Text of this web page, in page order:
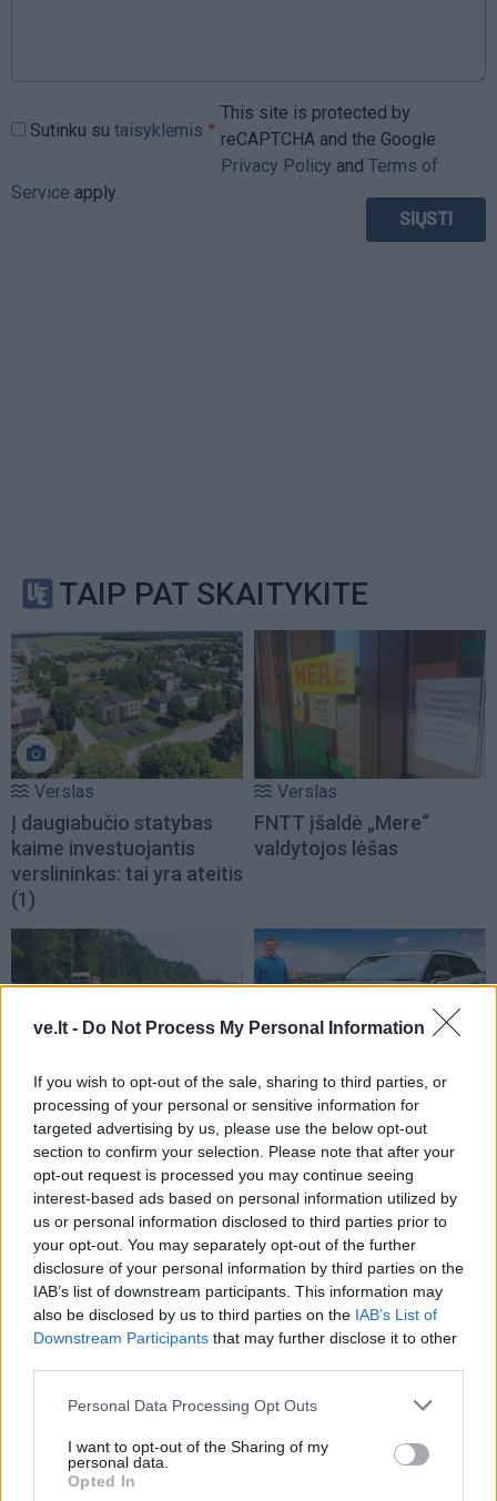
ve.lt - Do Not Process My Personal Information
If you wish to opt-out of the sale, sharing to third parties, or
processing of your personal or sensitive information for
targeted advertising by us, please use the below opt-out
section to confirm your selection. Please note that after your
opt-out request is processed you may continue seeing
interest-based ads based on personal information utilized by
us or personal information disclosed to third parties prior to
your opt-out. You may separately opt-out of the further
disclosure of your personal information by third parties on the
IAB’s list of downstream participants. This information may
also be disclosed by us to third parties on the IAB’s List of
Downstream Participants that may further disclose it to other
Personal Data Processing Opt Outs
I want to opt-out of the Sharing of my
personal data.
Opted In
Sutinku su taisyklėmis
This site is protected by
reCAPTCHA and the Google
Privacy Policy and Terms of
Service apply.
TAIP PAT SKAITYKITE
Verslas
Į daugiabučio statybas
kaime investuojantis
verslininkas: tai yra ateitis
(1)
Verslas
FNTT įšaldė „Mere“
valdytojos lėšas
Auto
Primena, ką būtina žinoti
važiuojant
remontuojamais kelių
ruožais
Auto
Kinijos gamintojai veržiasi
į Lietuvos rinką: egzotika
tampa rimta konkurencija
naudotiems
automobiliams(1)
„Mercedes Sprinter“ virto
prabangiais namais ant